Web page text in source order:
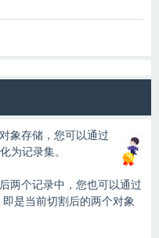
象存储，您可以通过
为记录集。
两个记录中，您也可以通过
是当前切割后的两个对象